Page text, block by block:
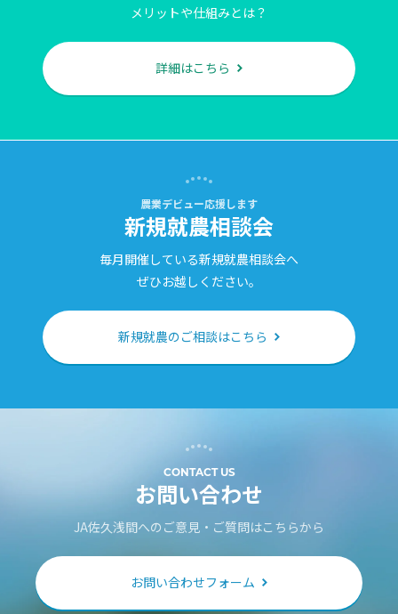
メリットや仕組みとは？
詳細はこちら
農業デビュー応援します
新規就農相談会
毎月開催している新規就農相談会へ
ぜひお越しください。
新規就農のご相談はこちら
CONTACT US
お問い合わせ
JA佐久浅間へのご意見・ご質問はこちらから
お問い合わせフォーム